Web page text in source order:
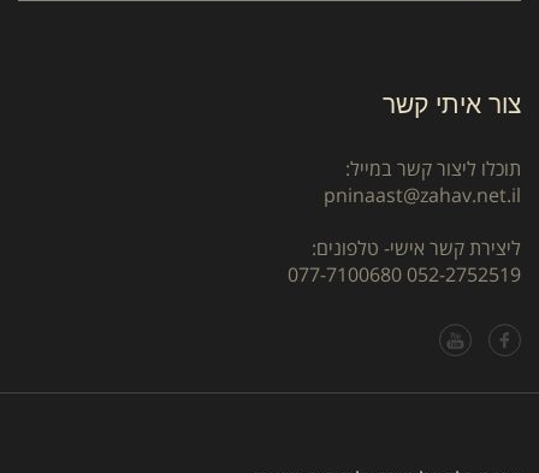
צור איתי קשר
תוכלו ליצור קשר במייל:
pninaast@zahav.net.il
ליצירת קשר אישי- טלפונים:
052-2752519
077-7100680